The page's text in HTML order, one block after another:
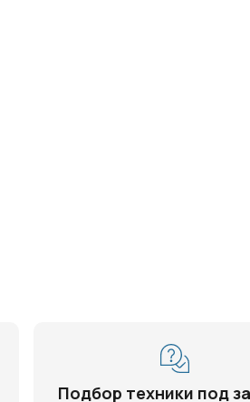
Подбор техники под